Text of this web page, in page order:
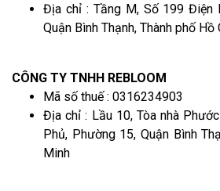
Địa chỉ : Tầng M, Số 199 Điện
Quận Bình Thạnh, Thành phố Hồ
CÔNG TY TNHH REBLOOM
Mã số thuế : 0316234903
Địa chỉ : Lầu 10, Tòa nhà
Phủ, Phường 15, Quận Bình
Minh